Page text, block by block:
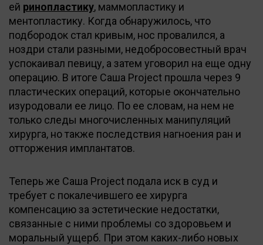
ей ринопластику, маммопластику и
ментопластику. Когда обнаружилось, что
подбородок стал кривым, нос провалился, а
ноздри стали разными, недобросовестный врач
успокаивал певицу, а затем уговорил на еще одну
операцию. В итоге Саша Project прошла через 9
пластических операций, которые окончательно
изуродовали ее лицо. По ее словам, на нем не
только следы многочисленных манипуляций
хирурга, но также последствия нагноения ран и
отторжения имплантатов.
Теперь же Саша Project подала иск в суд и
требует с покалечившего ее хирурга
компенсацию за эстетические недостатки,
связанные с ними проблемы со здоровьем и
моральный ущерб. При этом каких-либо новых